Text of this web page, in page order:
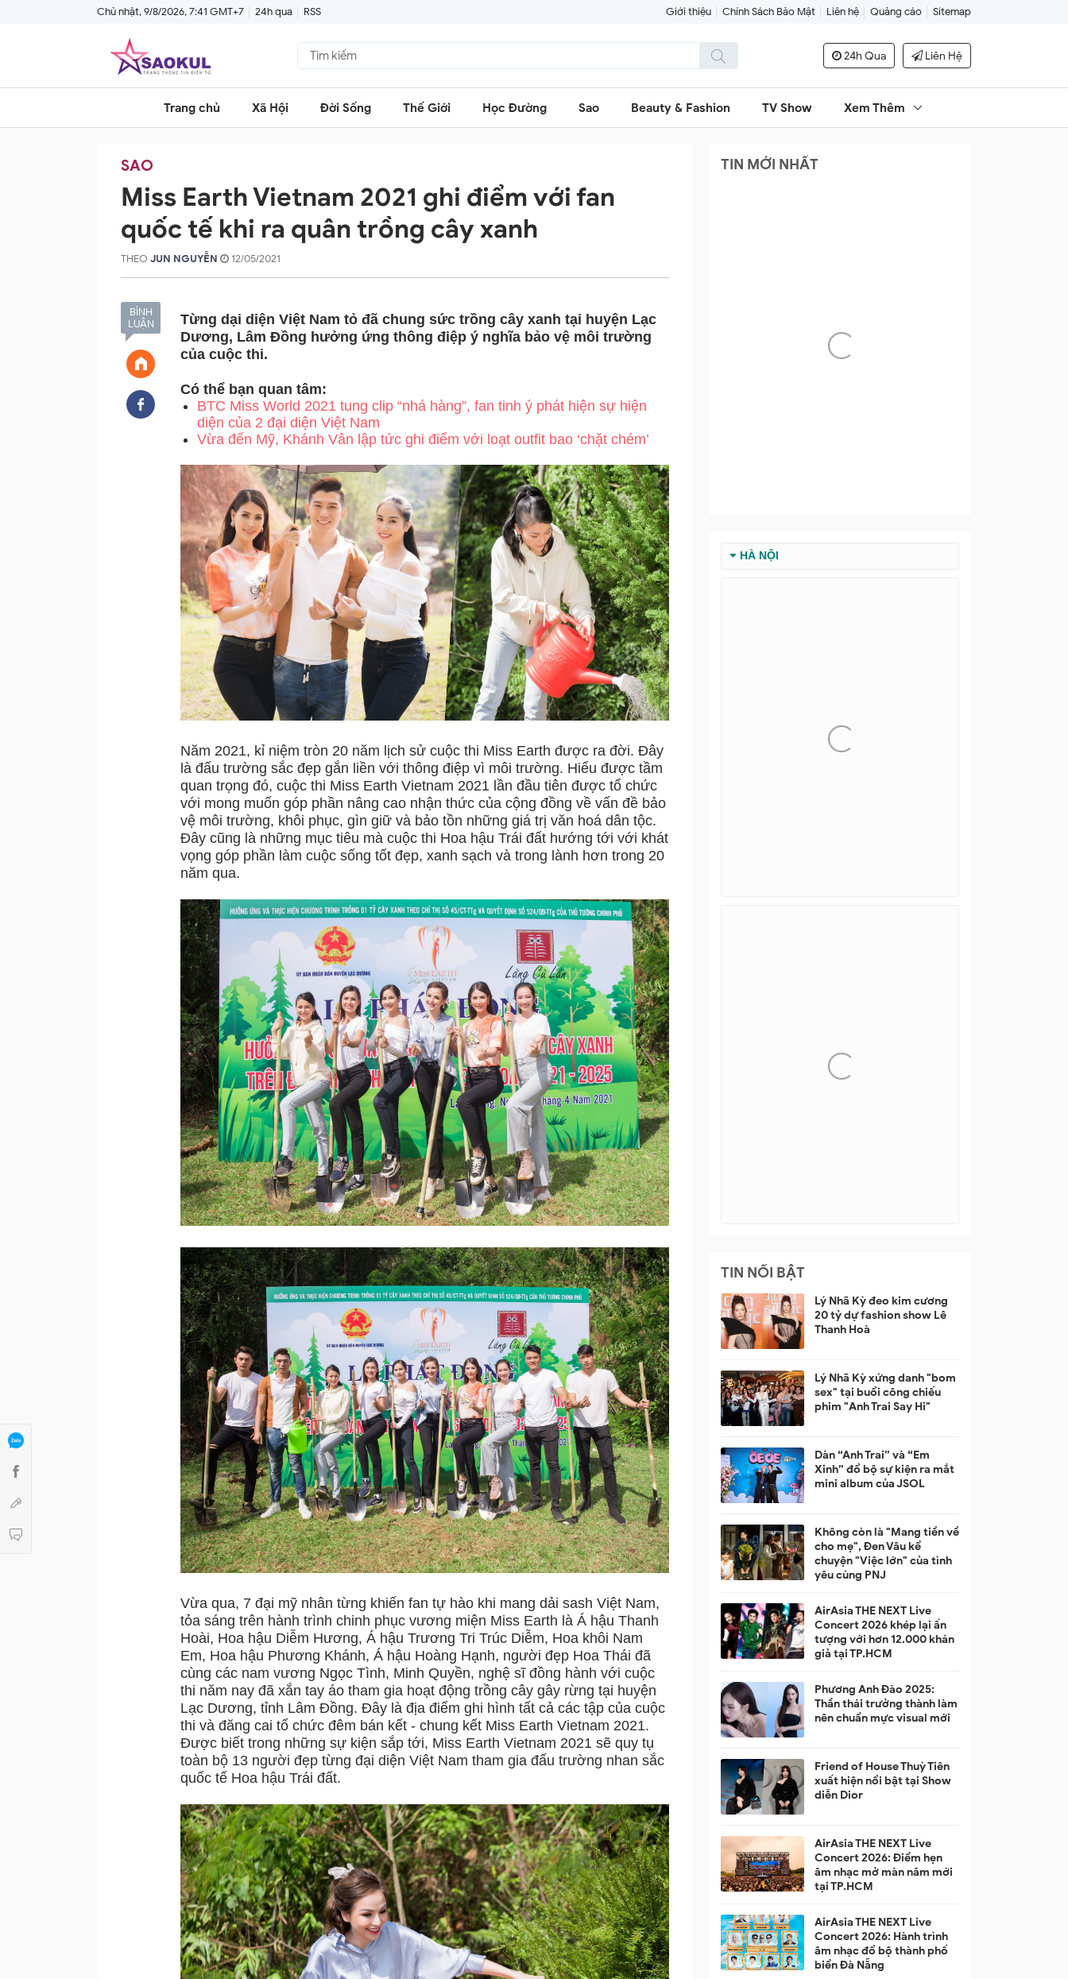
Chủ nhật, 9/8/2026, 7:41 GMT+7 24h qua RSS Giới thiệu Chính Sách Bảo Mật Liên hệ Quảng cáo Sitemap
24h Qua Liên Hệ
Trang chủ Xã Hội Đời Sống Thế Giới Học Đường Sao Beauty & Fashion TV Show Xem Thêm
SAO
Miss Earth Vietnam 2021 ghi điểm với fan
quốc tế khi ra quân trồng cây xanh
THEO JUN NGUYỄN 12/05/2021
BÌNH
LUẬN
Từng dại diện Việt Nam tỏ đã chung sức trồng cây xanh tại huyện Lạc
Dương, Lâm Đồng hưởng ứng thông điệp ý nghĩa bảo vệ môi trường
của cuộc thi.
Có thể bạn quan tâm:
BTC Miss World 2021 tung clip “nhá hàng”, fan tinh ý phát hiện sự hiện
diện của 2 đại diện Việt Nam
Vừa đến Mỹ, Khánh Vân lập tức ghi điểm với loạt outfit bao ‘chặt chém’
Năm 2021, kỉ niệm tròn 20 năm lịch sử cuộc thi Miss Earth được ra đời. Đây
là đấu trường sắc đẹp gắn liền với thông điệp vì môi trường. Hiểu được tầm
quan trọng đó, cuộc thi Miss Earth Vietnam 2021 lần đầu tiên được tổ chức
với mong muốn góp phần nâng cao nhận thức của cộng đồng về vấn đề bảo
vệ môi trường, khôi phục, gìn giữ và bảo tồn những giá trị văn hoá dân tộc.
Đây cũng là những mục tiêu mà cuộc thi Hoa hậu Trái đất hướng tới với khát
vọng góp phần làm cuộc sống tốt đẹp, xanh sạch và trong lành hơn trong 20
năm qua.
Vừa qua, 7 đại mỹ nhân từng khiến fan tự hào khi mang dải sash Việt Nam,
tỏa sáng trên hành trình chinh phục vương miện Miss Earth là Á hậu Thanh
Hoài, Hoa hậu Diễm Hương, Á hậu Trương Tri Trúc Diễm, Hoa khôi Nam
Em, Hoa hậu Phương Khánh, Á hậu Hoàng Hạnh, người đẹp Hoa Thái đã
cùng các nam vương Ngọc Tình, Minh Quyền, nghệ sĩ đồng hành với cuộc
thi năm nay đã xắn tay áo tham gia hoạt động trồng cây gây rừng tại huyện
Lạc Dương, tỉnh Lâm Đồng. Đây là địa điểm ghi hình tất cả các tập của cuộc
thi và đăng cai tổ chức đêm bán kết - chung kết Miss Earth Vietnam 2021.
Được biết trong những sự kiện sắp tới, Miss Earth Vietnam 2021 sẽ quy tụ
toàn bộ 13 người đẹp từng đại diện Việt Nam tham gia đấu trường nhan sắc
quốc tế Hoa hậu Trái đất.
TIN MỚI NHẤT
HÀ NỘI
TIN NỔI BẬT
Lý Nhã Kỳ đeo kim cương
20 tỷ dự fashion show Lê
Thanh Hoà
Lý Nhã Kỳ xứng danh "bom
sex" tại buổi công chiếu
phim "Anh Trai Say Hi"
Dàn “Anh Trai” và “Em
Xinh” đổ bộ sự kiện ra mắt
mini album của JSOL
Không còn là "Mang tiền về
cho mẹ", Đen Vâu kể
chuyện "Việc lớn" của tình
yêu cùng PNJ
AirAsia THE NEXT Live
Concert 2026 khép lại ấn
tượng với hơn 12.000 khán
giả tại TP.HCM
Phương Anh Đào 2025:
Thần thái trưởng thành làm
nên chuẩn mực visual mới
Friend of House Thuỳ Tiên
xuất hiện nổi bật tại Show
diễn Dior
AirAsia THE NEXT Live
Concert 2026: Điểm hẹn
âm nhạc mở màn năm mới
tại TP.HCM
AirAsia THE NEXT Live
Concert 2026: Hành trình
âm nhạc đổ bộ thành phố
biển Đà Nẵng